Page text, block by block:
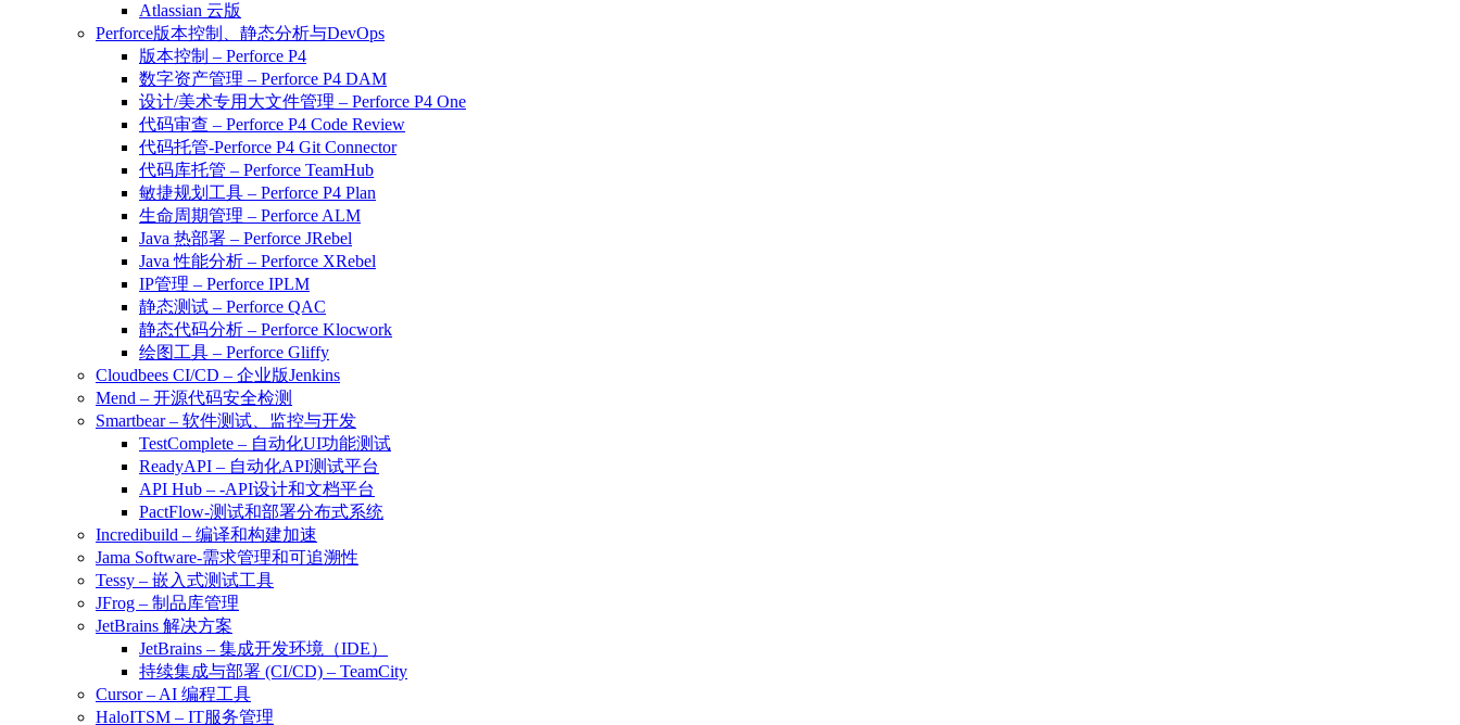
Atlassian 云版
Perforce版本控制、静态分析与DevOps
版本控制 – Perforce P4
数字资产管理 – Perforce P4 DAM
设计/美术专用大文件管理 – Perforce P4 One
代码审查 – Perforce P4 Code Review
代码托管-Perforce P4 Git Connector
代码库托管 – Perforce TeamHub
敏捷规划工具 – Perforce P4 Plan
生命周期管理 – Perforce ALM
Java 热部署 – Perforce JRebel
Java 性能分析 – Perforce XRebel
IP管理 – Perforce IPLM
静态测试 – Perforce QAC
静态代码分析 – Perforce Klocwork
绘图工具 – Perforce Gliffy
Cloudbees CI/CD – 企业版Jenkins
Mend – 开源代码安全检测
Smartbear – 软件测试、监控与开发
TestComplete – 自动化UI功能测试
ReadyAPI – 自动化API测试平台
API Hub – -API设计和文档平台
PactFlow-测试和部署分布式系统
Incredibuild – 编译和构建加速
Jama Software-需求管理和可追溯性
Tessy – 嵌入式测试工具
JFrog – 制品库管理
JetBrains 解决方案
JetBrains – 集成开发环境（IDE）
持续集成与部署 (CI/CD) – TeamCity
Cursor – AI 编程工具
HaloITSM – IT服务管理